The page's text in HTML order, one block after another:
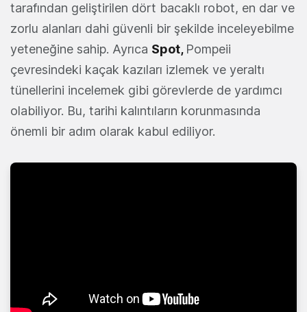
tarafından geliştirilen dört bacaklı robot, en dar ve
zorlu alanları dahi güvenli bir şekilde inceleyebilme
yeteneğine sahip. Ayrıca Spot, Pompeii
çevresindeki kaçak kazıları izlemek ve yeraltı
tünellerini incelemek gibi görevlerde de yardımcı
olabiliyor. Bu, tarihi kalıntıların korunmasında
önemli bir adım olarak kabul ediliyor.